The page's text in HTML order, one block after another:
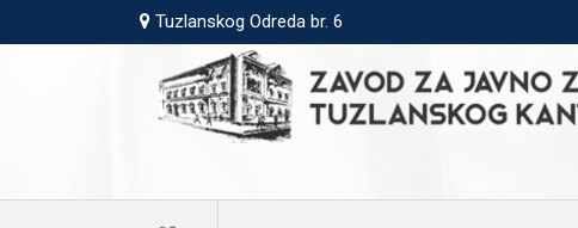
Tuzlanskog Odreda br. 6